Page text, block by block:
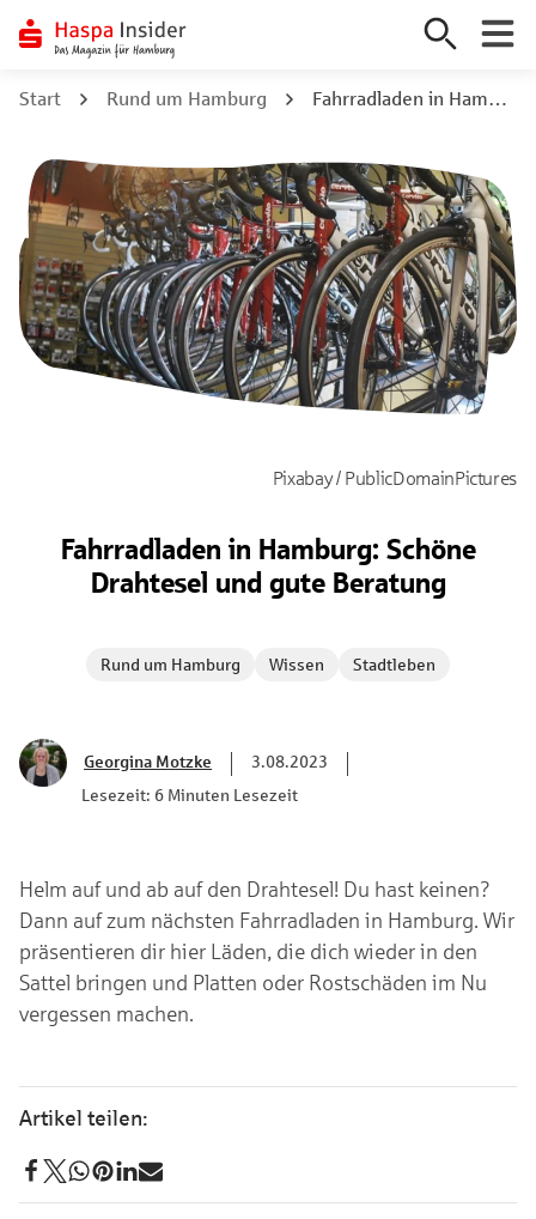
Inhalt
Start Rund um Hamburg Fahrradladen in Hamburg: Schöne Drahtesel und gute Beratung
Pixabay / PublicDomainPictures
Fahrradladen in Hamburg: Schöne
Drahtesel und gute Beratung
Rund um Hamburg Wissen Stadtleben
Georgina Motzke
3.08.2023
Lesezeit: 6 Minuten Lesezeit
Helm auf und ab auf den Drahtesel! Du hast keinen?
Dann auf zum nächsten Fahrradladen in Hamburg. Wir
präsentieren dir hier Läden, die dich wieder in den
Sattel bringen und Platten oder Rostschäden im Nu
vergessen machen.